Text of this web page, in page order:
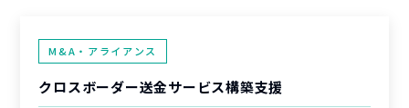
M&A・アライアンス
クロスボーダー送金サービス構築支援